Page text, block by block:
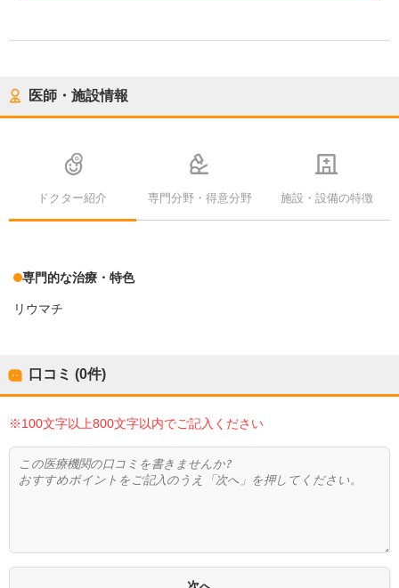
医師・施設情報
ドクター紹介 専門分野・得意分野 施設・設備の特徴
専門的な治療・特色
リウマチ
口コミ (0件)
※100文字以上800文字以内でご記入ください